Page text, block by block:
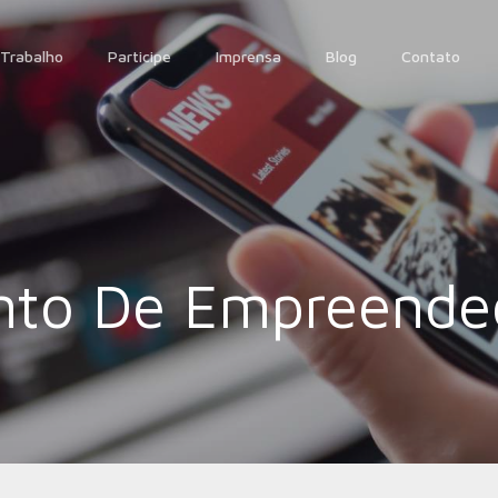
Participe Imprensa Blog Contato
De